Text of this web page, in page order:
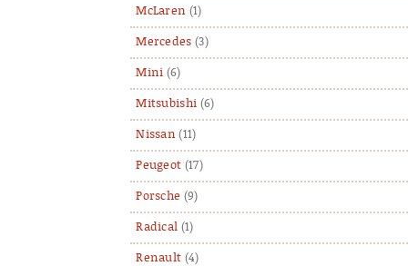
McLaren (1)
Mercedes (3)
Mini (6)
Mitsubishi (6)
Nissan (11)
Peugeot (17)
Porsche (9)
Radical (1)
Renault (4)